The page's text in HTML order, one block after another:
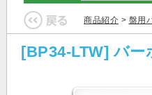
商品紹介 > 盤用
[BP34-LTW] バー